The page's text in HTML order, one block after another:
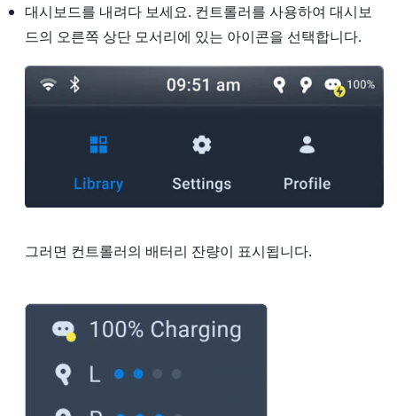
대시보드를 내려다 보세요. 컨트롤러를 사용하여 대시보
드의 오른쪽 상단 모서리에 있는 아이콘을 선택합니다.
그러면 컨트롤러의 배터리 잔량이 표시됩니다.